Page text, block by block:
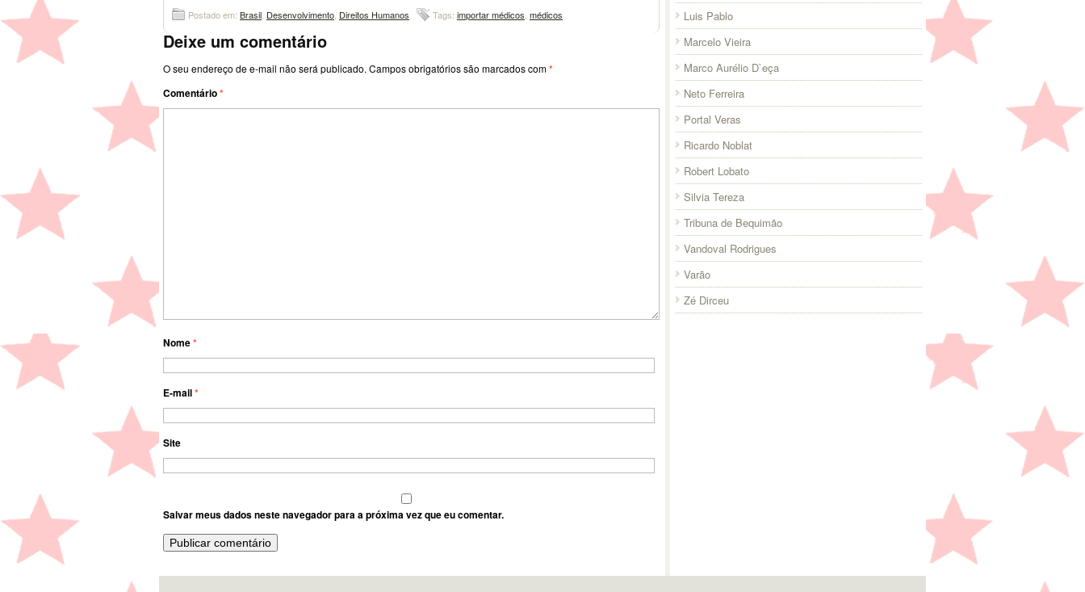
Postado em: Brasil Desenvolvimento Direitos Humanos Tags: importar médicos médicos
Deixe um comentário
O seu endereço de e-mail não será publicado. Campos obrigatórios são marcados com*
Comentário*
Nome*
E-mail*
Site
Salvar meus dados neste navegador para a próxima vez que eu comentar.
Luis Pablo
Marcelo Vieira
Marco Aurélio D`eça
Neto Ferreira
Portal Veras
Ricardo Noblat
Robert Lobato
Silvia Tereza
Tribuna de Bequimão
Vandoval Rodrigues
Varão
Zé Dirceu